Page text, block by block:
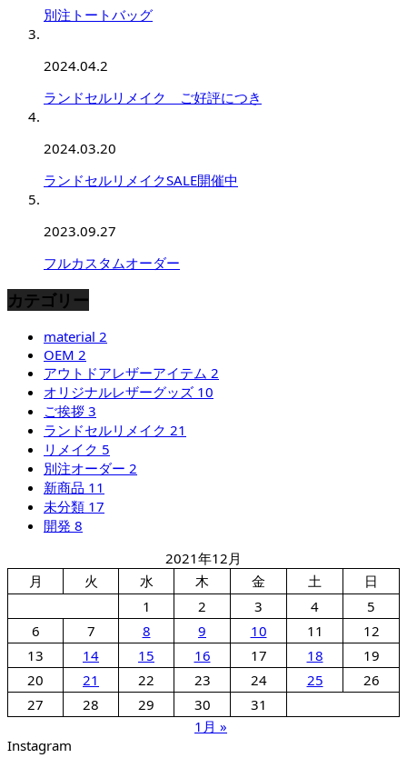
別注トートバッグ
2024.04.2
ランドセルリメイク ご好評につき
2024.03.20
ランドセルリメイクSALE開催中
2023.09.27
フルカスタムオーダー
カテゴリー
material 2
OEM 2
アウトドアレザーアイテム 2
オリジナルレザーグッズ 10
ご挨拶 3
ランドセルリメイク 21
リメイク 5
別注オーダー 2
新商品 11
未分類 17
開発 8
2021年12月
月
火 水 木 金 土
日
1
2 3 4
5
6
7 8 9 10 11
12
13
14 15 16 17 18
19
20
21 22 23 24 25
26
27
28 29 30
31
1月 »
Instagram